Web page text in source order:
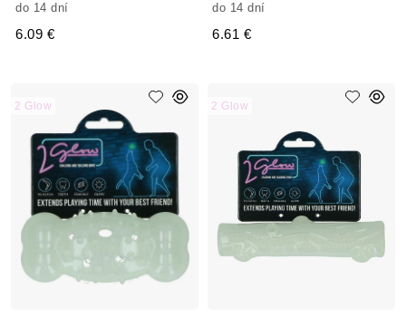
do 14 dní
6.09 €
do 14 dní
6.61 €
2 Glow 2 Glow